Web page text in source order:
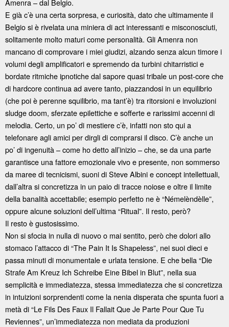
Amenra – dal Belgio.
E già c’è una certa sorpresa, e curiosità, dato che ultimamente il
Belgio si è rivelata una miniera di act interessanti e misconosciuti,
solitamente molto maturi come personalità. Gli Amenra non
mancano di comprovare i miei giudizi, alzando senza alcun timore i
volumi degli amplificatori e spremendo da turbini chitarristici e
bordate ritmiche ipnotiche dal sapore quasi tribale un post-core che
di hardcore continua ad avere tanto, piazzandosi in un equilibrio
(che poi è perenne squilibrio, ma tant’è) tra ritorsioni e involuzioni
sludge doom, sferzate epilettiche e sofferte e rarissimi accenni di
melodia. Certo, un po’ di mestiere c’è, infatti non sto qui a
telefonare agli amici per dirgli di comprarsi il disco. C’è anche un
po’ di ingenuità – come ho detto all’inizio – che, se da una parte
garantisce una fattore emozionale vivo e presente, non sommerso
da maree di tecnicismi, suoni di Steve Albini e concept intellettuali,
dall’altra si concretizza in un paio di tracce noiose e oltre il limite
della banalità accettabile; esempio perfetto ne è “Némelèndèlle”,
oppure alcune soluzioni dell’ultima “Ritual”. Il resto, però?
Il resto è gustosissimo.
Non si sfocia in nulla di nuovo o mai sentito, però che dolori allo
stomaco l’attacco di “The Pain It Is Shapeless”, nei suoi dieci e
passa minuti di monumentale e urlata tensione. E che bella “Die
Strafe Am Kreuz Ich Schreibe Eine Bibel in Blut”, nella sua
semplicità e immediatezza, stessa immediatezza che si concretizza
in intuizioni sorprendenti come la nenia disperata che spunta fuori a
metà di “Le Fils Des Faux Il Fallait Que Je Parte Pour Que Tu
Reviennes”, un’immediatezza non mediata da produzioni